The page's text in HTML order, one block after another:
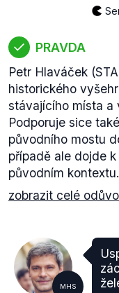
PRAVDA
Petr Hlaváček
historického
stávajícího místa a
Podporuje sice
původního mostu
případě ale dojde
původním kontextu.
zobrazit celé
MHS